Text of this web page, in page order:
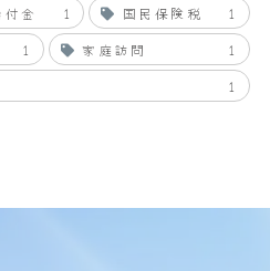
金
1 国民保険税
1
1 家庭訪問
1
1